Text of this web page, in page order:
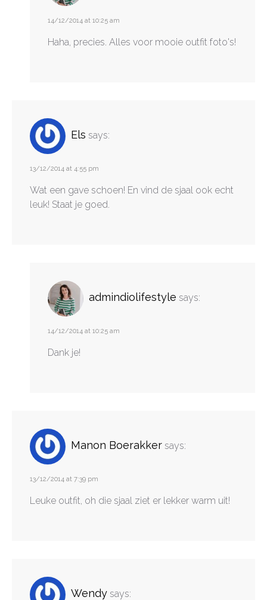
14/12/2014 at 10:25 am
Haha, precies. Alles voor mooie outfit foto's!
Els says:
13/12/2014 at 4:55 pm
Wat een gave schoen! En vind de sjaal ook echt
leuk! Staat je goed.
admindiolifestyle says:
14/12/2014 at 10:25 am
Dank je!
Manon Boerakker says:
13/12/2014 at 7:39 pm
Leuke outfit, oh die sjaal ziet er lekker warm uit!
Wendy says: